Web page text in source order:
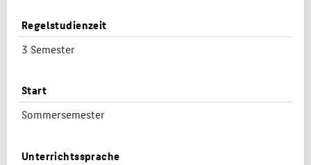
Regelstudienzeit
3 Semester
Start
Sommersemester
Unterrichtssprache